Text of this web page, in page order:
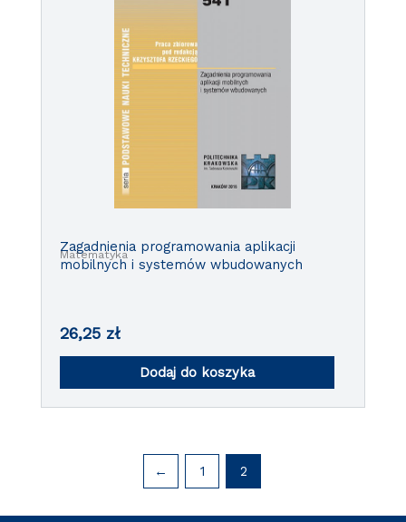
Matematyka
Zagadnienia programowania aplikacji
mobilnych i systemów wbudowanych
26,25 zł
Dodaj do koszyka
← 1 2